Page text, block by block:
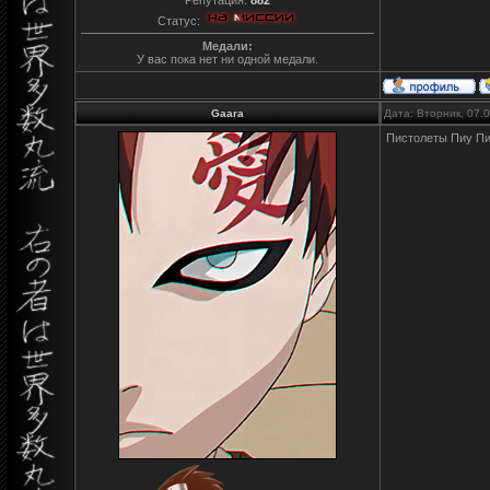
Статус:
Медали:
У вас пока нет ни одной медали.
Gaara Дата: Вторник,
Пистолеты Пиу